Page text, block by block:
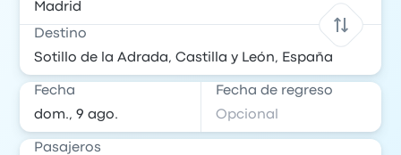
Destino
Fecha Fecha de regreso
Pasajeros